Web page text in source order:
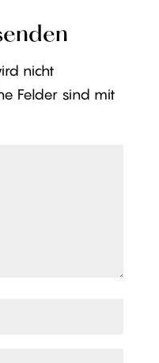
nicht
Felder sind mit